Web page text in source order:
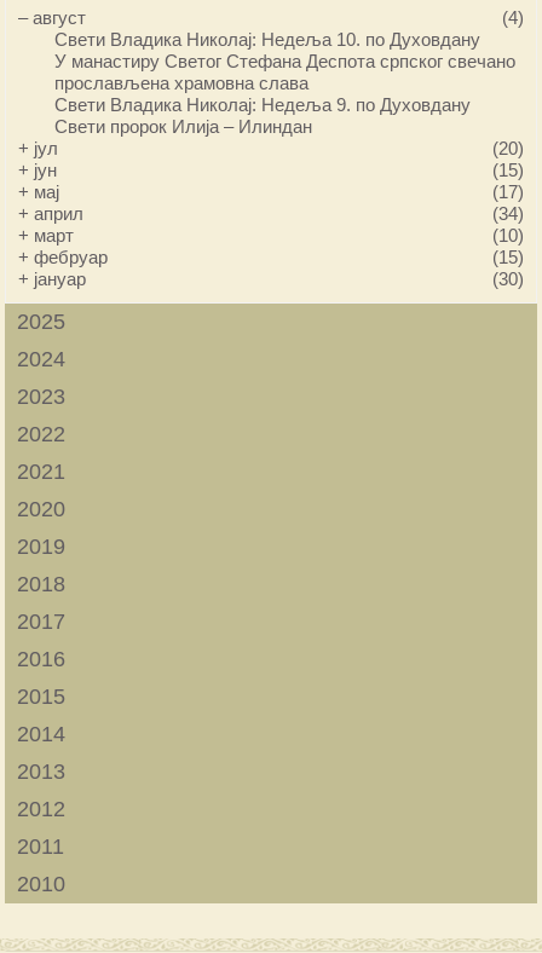
–август
(4)
Свети Владика Николај: Недеља 10. по Духовдану
У манастиру Светог Стефана Деспота српског свечано
прослављена храмовна слава
Свети Владика Николај: Недеља 9. по Духовдану
Свети пророк Илија – Илиндан
+ јул
(20)
+ јун
(15)
+ мај
(17)
+април
(34)
+ март
(10)
+фебруар
(15)
+ јануар (30)
2025
2024
2023
2022
2021
2020
2019
2018
2017
2016
2015
2014
2013
2012
2011
2010